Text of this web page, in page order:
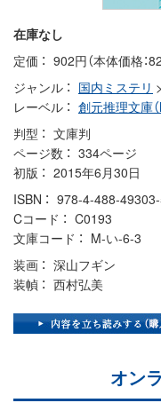
在庫なし
定価
902円（本体価格：
ジャンル
国内ミステリ >
レーベル
創元推理文庫（
判型
文庫判
ページ数
334ページ
初版
2015年6月30日
ISBN
978-4-488-
Cコード
C0193
文庫コード
M-い-6-3
装画
深山フギン
装幀
西村弘美
オン